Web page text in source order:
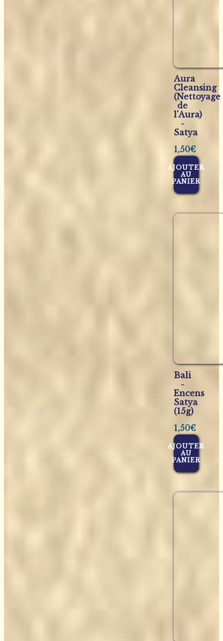
Aura
Cleansing
(Nettoyage
de
l'Aura)
-
Satya
1,50€
AJOUTER
AU
PANIER
Bali
-
Encens
Satya
(15g)
1,50€
AJOUTER
AU
PANIER